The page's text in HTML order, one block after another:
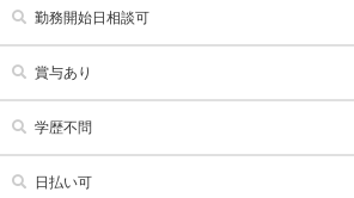
勤務開始日相談可
賞与あり
学歴不問
日払い可